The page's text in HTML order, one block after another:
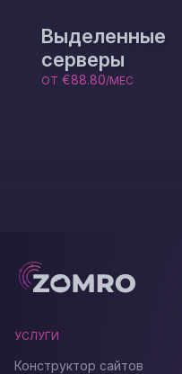
Выделенные
серверы
ОТ €88.80/МЕС
УСЛУГИ
Конструктор сайтов